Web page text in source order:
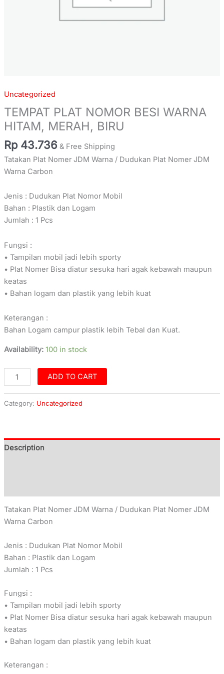
Uncategorized
TEMPAT PLAT NOMOR BESI WARNA
HITAM, MERAH, BIRU
Rp 43.736 & Free Shipping
Tatakan Plat Nomer JDM Warna / Dudukan Plat Nomer JDM
Warna Carbon
Jenis : Dudukan Plat Nomor Mobil
Bahan : Plastik dan Logam
Jumlah : 1 Pcs
Fungsi :
• Tampilan mobil jadi lebih sporty
• Plat Nomer Bisa diatur sesuka hari agak kebawah maupun
keatas
• Bahan logam dan plastik yang lebih kuat
Keterangan :
Bahan Logam campur plastik lebih Tebal dan Kuat.
Availability: 100 in stock
ADD TO CART
Category: Uncategorized
Description
Tatakan Plat Nomer JDM Warna / Dudukan Plat Nomer JDM
Warna Carbon
Jenis : Dudukan Plat Nomor Mobil
Bahan : Plastik dan Logam
Jumlah : 1 Pcs
Fungsi :
• Tampilan mobil jadi lebih sporty
• Plat Nomer Bisa diatur sesuka hari agak kebawah maupun
keatas
• Bahan logam dan plastik yang lebih kuat
Keterangan :